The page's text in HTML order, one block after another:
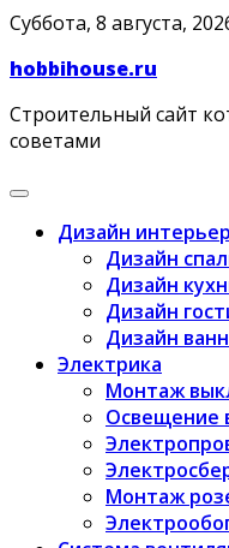
Skip
content
Суббота, 8 августа,
hobbihouse.ru
Строительный сайт
советами
Дизайн
Дизайн
Дизайн
Дизайн
Дизайн
Электрика
Монтаж
Освещение
Монтаж